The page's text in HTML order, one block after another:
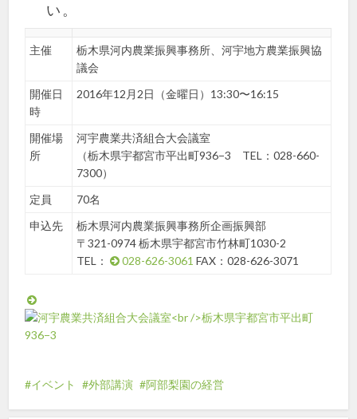
い。
主催
栃木県河内農業振興事務所、河宇地方農業振興協
議会
開催日
時
2016年12月2日（金曜日）13:30〜16:15
開催場
所
河宇農業共済組合大会議室
（栃木県宇都宮市平出町936−3 TEL：028-660-
7300）
定員
70名
申込先
栃木県河内農業振興事務所企画振興部
〒321-0974 栃木県宇都宮市竹林町1030-2
TEL：
028-626-3061 FAX：028-626-3071
イベント 外部講演 阿部梨園の経営